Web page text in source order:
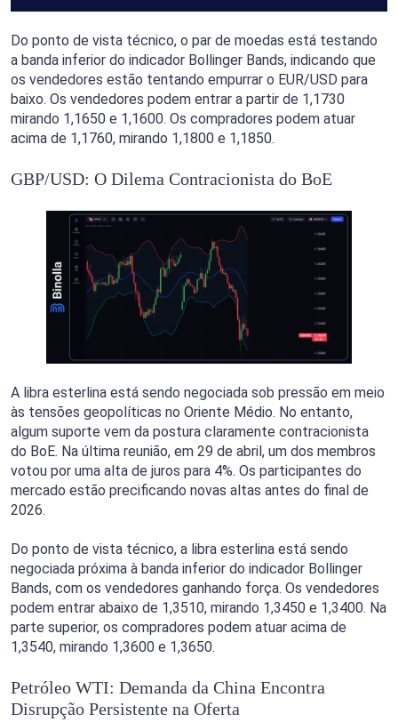
Do ponto de vista técnico, o par de moedas está testando
a banda inferior do indicador Bollinger Bands, indicando que
os vendedores estão tentando empurrar o EUR/USD para
baixo. Os vendedores podem entrar a partir de 1,1730
mirando 1,1650 e 1,1600. Os compradores podem atuar
acima de 1,1760, mirando 1,1800 e 1,1850.
GBP/USD: O Dilema Contracionista do BoE
A libra esterlina está sendo negociada sob pressão em meio
às tensões geopolíticas no Oriente Médio. No entanto,
algum suporte vem da postura claramente contracionista
do BoE. Na última reunião, em 29 de abril, um dos membros
votou por uma alta de juros para 4%. Os participantes do
mercado estão precificando novas altas antes do final de
2026.
Do ponto de vista técnico, a libra esterlina está sendo
negociada próxima à banda inferior do indicador Bollinger
Bands, com os vendedores ganhando força. Os vendedores
podem entrar abaixo de 1,3510, mirando 1,3450 e 1,3400. Na
parte superior, os compradores podem atuar acima de
1,3540, mirando 1,3600 e 1,3650.
Petróleo WTI: Demanda da China Encontra
Disrupção Persistente na Oferta